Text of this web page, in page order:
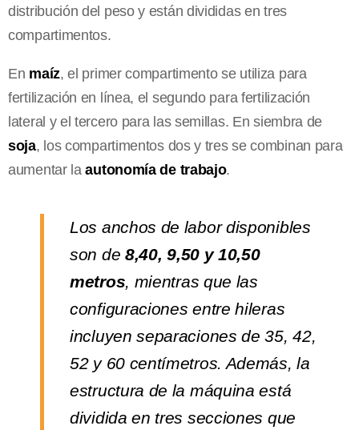
distribución del peso y están divididas en tres
compartimentos.
En maíz, el primer compartimento se utiliza para
fertilización en línea, el segundo para fertilización
lateral y el tercero para las semillas. En siembra de
soja, los compartimentos dos y tres se combinan para
aumentar laautonomía de trabajo.
Los anchos de labor disponibles
son de 8,40, 9,50 y 10,50
metros, mientras que las
configuraciones entre hileras
incluyen separaciones de 35, 42,
52 y 60 centímetros. Además, la
estructura de la máquina está
dividida en tres secciones que